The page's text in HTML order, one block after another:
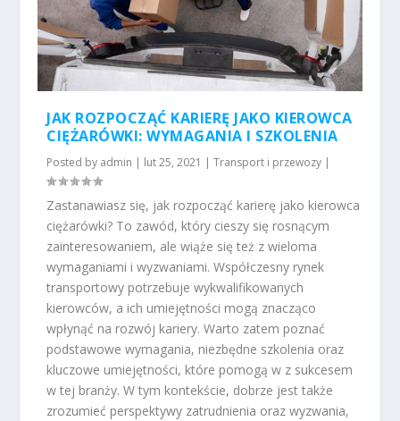
JAK ROZPOCZĄĆ KARIERĘ JAKO KIEROWCA
CIĘŻARÓWKI: WYMAGANIA I SZKOLENIA
Posted by admin | lut 25, 2021 |Transport i przewozy |
Zastanawiasz się, jak rozpocząć karierę jako kierowca
ciężarówki? To zawód, który cieszy się rosnącym
zainteresowaniem, ale wiąże się też z wieloma
wymaganiami i wyzwaniami. Współczesny rynek
transportowy potrzebuje wykwalifikowanych
kierowców, a ich umiejętności mogą znacząco
wpłynąć na rozwój kariery. Warto zatem poznać
podstawowe wymagania, niezbędne szkolenia oraz
kluczowe umiejętności, które pomogą w z sukcesem
w tej branży. W tym kontekście, dobrze jest także
zrozumieć perspektywy zatrudnienia oraz wyzwania,